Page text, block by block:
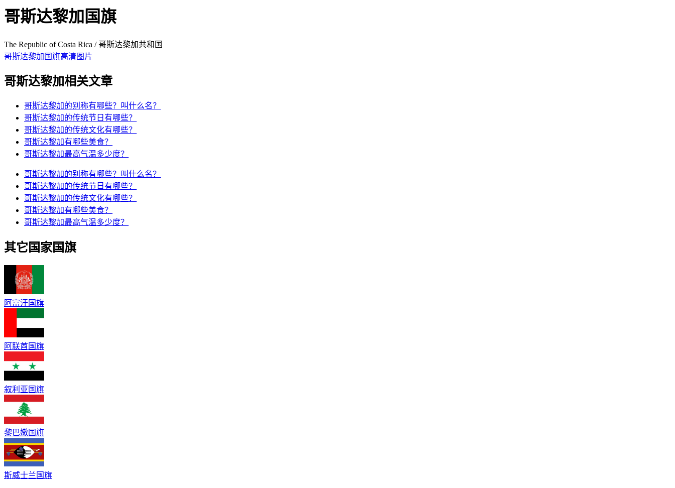
哥斯达黎加国旗
The Republic of Costa Rica / 哥斯达黎加共和国
哥斯达黎加国旗高清图片
哥斯达黎加相关文章
哥斯达黎加的别称有哪些？叫什么名？
哥斯达黎加的传统节日有哪些？
哥斯达黎加的传统文化有哪些？
哥斯达黎加有哪些美食？
哥斯达黎加最高气温多少度？
哥斯达黎加的别称有哪些？叫什么名？
哥斯达黎加的传统节日有哪些？
哥斯达黎加的传统文化有哪些？
哥斯达黎加有哪些美食？
哥斯达黎加最高气温多少度？
其它国家国旗
阿富汗国旗
阿联酋国旗
叙利亚国旗
黎巴嫩国旗
斯威士兰国旗